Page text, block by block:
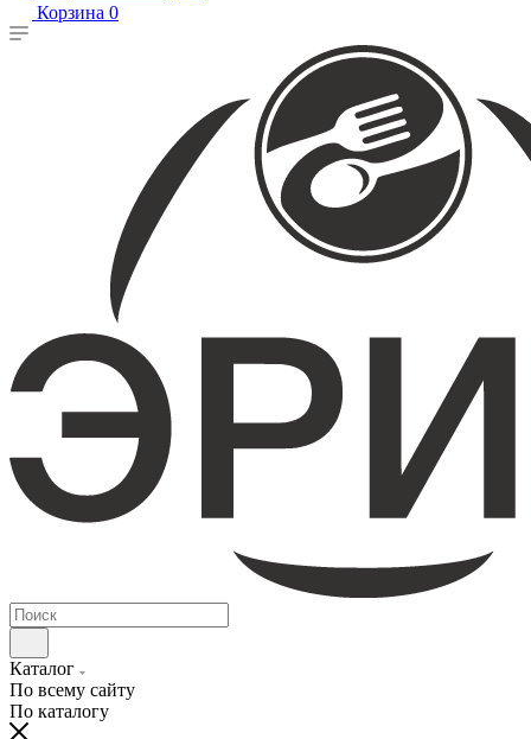
Корзина 0
Каталог
По всему сайту
По каталогу